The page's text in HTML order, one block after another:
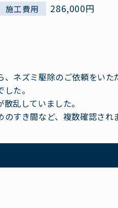
施工費用 286,000円
ネズミ駆除のご依頼をいた
た。
乱していました。
すき間など、複数確認され